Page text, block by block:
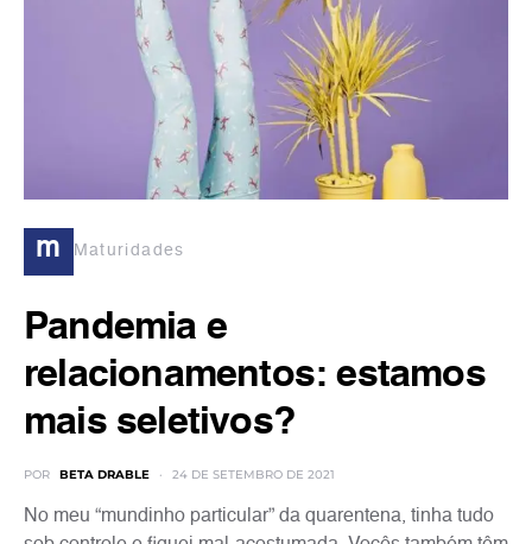
m Maturidades
Pandemia e
relacionamentos: estamos
mais seletivos?
POR BETA DRABLE 24 DE SETEMBRO DE 2021
No meu “mundinho particular” da quarentena, tinha tudo